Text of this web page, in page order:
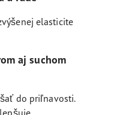
elasticite
aj suchom
do priľnavosti.